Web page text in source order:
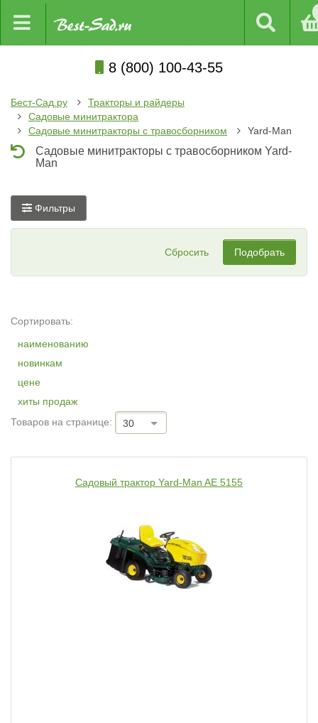
8 (800) 100-43-55
Бест-Сад.ру
Тракторы и райдеры
Садовые минитрактора
Садовые минитракторы с травосборником
Yard-Man
Садовые минитракторы с травосборником Yard-
Man
Фильтры
Сбросить Подобрать
Сортировать:
наименованию
новинкам
цене
хиты продаж
Товаров на странице:
30
Садовый трактор Yard-Man AE 5155